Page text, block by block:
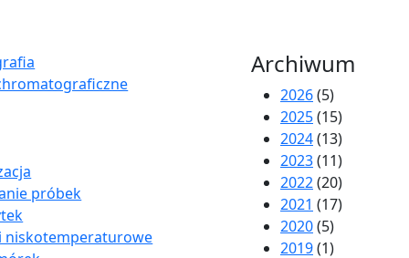
próbek
niskotemperaturowe
Archiwum
2026(5)
2025(15)
2024(13)
2023(11)
2022(20)
2021 (17)
2020(5)
2019(1)